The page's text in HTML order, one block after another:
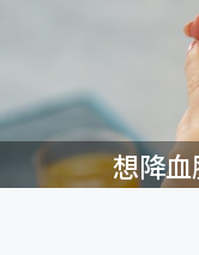
想降